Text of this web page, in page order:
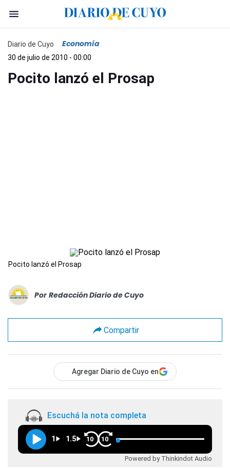
Diario de Cuyo Economía
30 de julio de 2010 - 00:00
Pocito lanzó el Prosap
Pocito lanzó el Prosap
Por Redacción Diario de Cuyo
Compartir
Agregar Diario de Cuyo en
Escuchá la nota completa
1 1.5 10 10
Powered by Thinkindot Audio